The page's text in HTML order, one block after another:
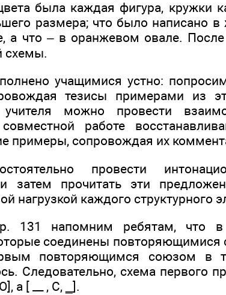
была каждая фигура, кружки
размера; что было написано
а что – в оранжевом овале.
схемы.
учащимися устно:
тезисы примерами из
можно провести
работе
примеры, сопровождая их
провести
затем прочитать эти
нагрузкой каждого структурного
131 напомним ребятам, что в
соединены повторяющимися
повторяющимся союзом в
Следовательно, схема первого
а [ __ , С, ‗].